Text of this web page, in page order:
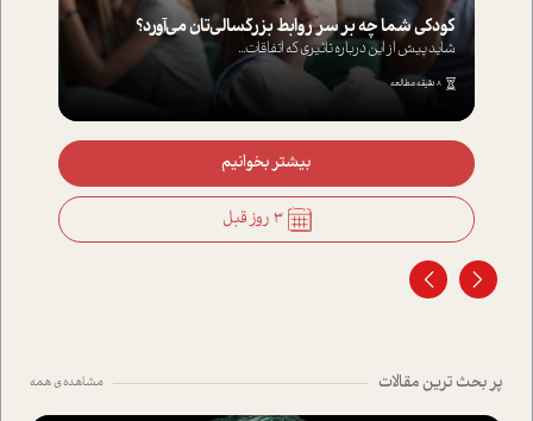
کودکی شما چه بر سر روابط بزرگسالی‌تان می‌آورد؟
شاید پیش از این درباره تاثیری که اتفاقات...
8 دقیقه مطالعه
بیشتر بخوانیم
3 روز قبل
پر بحث ترین مقالات مشاهده ی همه